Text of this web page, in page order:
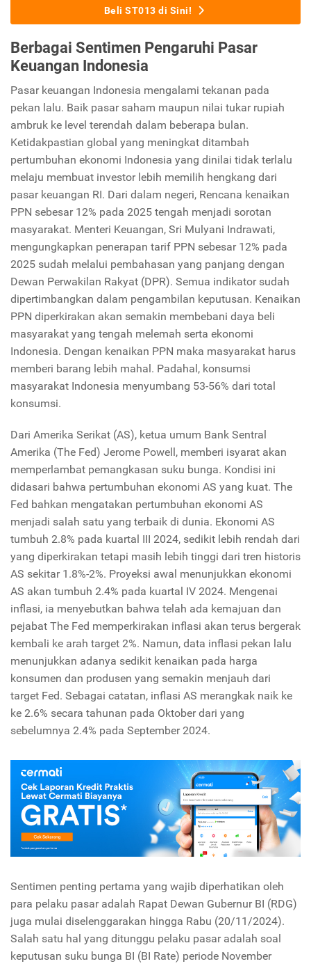
Beli ST013 di Sini!
Berbagai Sentimen Pengaruhi Pasar
Keuangan Indonesia
Pasar keuangan Indonesia mengalami tekanan pada
pekan lalu. Baik pasar saham maupun nilai tukar rupiah
ambruk ke level terendah dalam beberapa bulan.
Ketidakpastian global yang meningkat ditambah
pertumbuhan ekonomi Indonesia yang dinilai tidak terlalu
melaju membuat investor lebih memilih hengkang dari
pasar keuangan RI. Dari dalam negeri, Rencana kenaikan
PPN sebesar 12% pada 2025 tengah menjadi sorotan
masyarakat. Menteri Keuangan, Sri Mulyani Indrawati,
mengungkapkan penerapan tarif PPN sebesar 12% pada
2025 sudah melalui pembahasan yang panjang dengan
Dewan Perwakilan Rakyat (DPR). Semua indikator sudah
dipertimbangkan dalam pengambilan keputusan. Kenaikan
PPN diperkirakan akan semakin membebani daya beli
masyarakat yang tengah melemah serta ekonomi
Indonesia. Dengan kenaikan PPN maka masyarakat harus
memberi barang lebih mahal. Padahal, konsumsi
masyarakat Indonesia menyumbang 53-56% dari total
konsumsi.
Dari Amerika Serikat (AS), ketua umum Bank Sentral
Amerika (The Fed) Jerome Powell, memberi isyarat akan
memperlambat pemangkasan suku bunga. Kondisi ini
didasari bahwa pertumbuhan ekonomi AS yang kuat. The
Fed bahkan mengatakan pertumbuhan ekonomi AS
menjadi salah satu yang terbaik di dunia. Ekonomi AS
tumbuh 2.8% pada kuartal III 2024, sedikit lebih rendah dari
yang diperkirakan tetapi masih lebih tinggi dari tren historis
AS sekitar 1.8%-2%. Proyeksi awal menunjukkan ekonomi
AS akan tumbuh 2.4% pada kuartal IV 2024. Mengenai
inflasi, ia menyebutkan bahwa telah ada kemajuan dan
pejabat The Fed memperkirakan inflasi akan terus bergerak
kembali ke arah target 2%. Namun, data inflasi pekan lalu
menunjukkan adanya sedikit kenaikan pada harga
konsumen dan produsen yang semakin menjauh dari
target Fed. Sebagai catatan, inflasi AS merangkak naik ke
ke 2.6% secara tahunan pada Oktober dari yang
sebelumnya 2.4% pada September 2024.
Sentimen penting pertama yang wajib diperhatikan oleh
para pelaku pasar adalah Rapat Dewan Gubernur BI (RDG)
juga mulai diselenggarakan hingga Rabu (20/11/2024).
Salah satu hal yang ditunggu pelaku pasar adalah soal
keputusan suku bunga BI (BI Rate) periode November